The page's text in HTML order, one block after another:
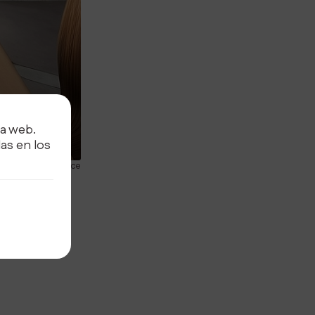
and persistence
web.
en los